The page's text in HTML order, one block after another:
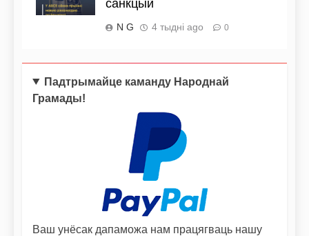
санкцый
N G 4 тыдні ago 0
Падтрымайце каманду Народнай
Грамады!
Ваш унёсак дапаможа нам працягваць нашу